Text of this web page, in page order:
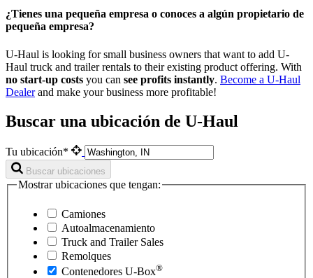
¿Tienes una pequeña empresa o conoces a algún propietario de
pequeña empresa?
U-Haul is looking for small business owners that want to add U-
Haul truck and trailer rentals to their existing product offering. With
no start-up costs you can see profits instantly. Become a U-Haul
Dealerand make your business more profitable!
Buscar una ubicación de U-Haul
Tu ubicación*
Buscar ubicaciones
Mostrar ubicaciones que tengan:
Camiones
Autoalmacenamiento
Truck and Trailer Sales
Remolques
Contenedores U-Box®